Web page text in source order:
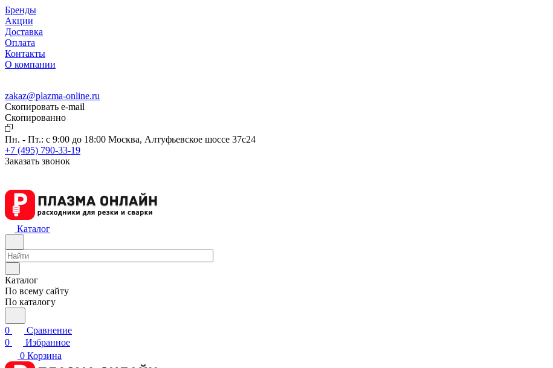
Бренды
Акции
Доставка
Оплата
Контакты
О компании
zakaz@plazma-online.ru
Скопировать e-mail
Cкопированно
Пн. - Пт.: с 9:00 до 18:00 Москва, Алтуфьевское шоссе 37с24
+7 (495) 790-33-19
Заказать звонок
Каталог
Каталог
По всему сайту
По каталогу
0
Сравнение
0
Избранное
0 Корзина